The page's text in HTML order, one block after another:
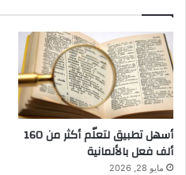
أسهل تطبيق لتعلّم أكثر من 160
ألف فعل بالألمانية
مايو 28, 2026